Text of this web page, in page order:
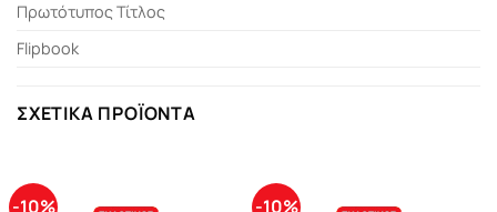
Πρωτότυπος Τίτλος
Flipbook
ΣΧΕΤΙΚΆ ΠΡΟΪΌΝΤΑ
-10% -10%